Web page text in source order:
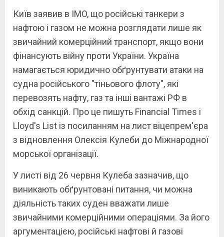
Київ заявив в IMO, що російські танкери з
нафтою і газом не можна розглядати лише як
звичайний комерційний транспорт, якщо вони
фінансують війну проти України. Україна
намагається юридично обґрунтувати атаки на
судна російського "тіньового флоту", які
перевозять нафту, газ та інші вантажі РФ в
обхід санкцій. Про це пишуть Financial Times і
Lloyd's List із посиланням на лист віцепрем'єра
з відновлення Олексія Кулеби до Міжнародної
морської організації.
У листі від 26 червня Кулеба зазначив, що
виникають обґрунтовані питання, чи можна
діяльність таких суден вважати лише
звичайними комерційними операціями. За його
аргументацією, російські нафтові й газові